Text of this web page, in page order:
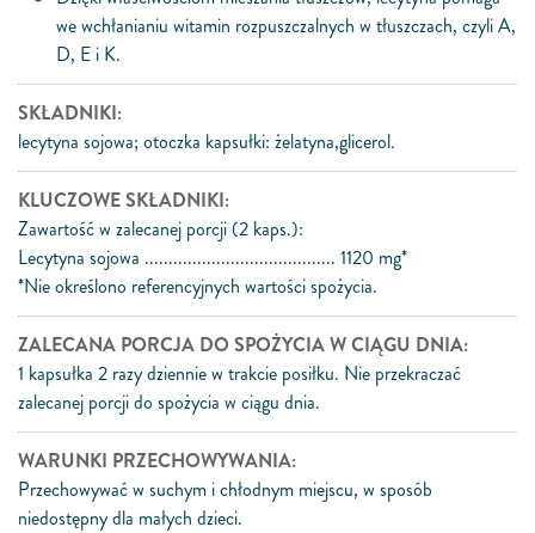
we wchłanianiu witamin rozpuszczalnych w tłuszczach, czyli A,
D, E i K.
SKŁADNIKI:
lecytyna sojowa; otoczka kapsułki: żelatyna,glicerol.
KLUCZOWE SKŁADNIKI:
Zawartość w zalecanej porcji (2 kaps.):
Lecytyna sojowa ........................................ 1120 mg*
*Nie określono referencyjnych wartości spożycia.
ZALECANA PORCJA DO SPOŻYCIA W CIĄGU DNIA:
1 kapsułka 2 razy dziennie w trakcie posiłku. Nie przekraczać
zalecanej porcji do spożycia w ciągu dnia.
WARUNKI PRZECHOWYWANIA:
Przechowywać w suchym i chłodnym miejscu, w sposób
niedostępny dla małych dzieci.